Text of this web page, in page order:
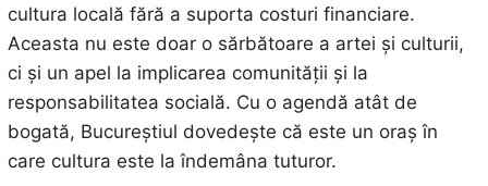
cultura locală fără a suporta costuri financiare.
Aceasta nu este doar o sărbătoare a artei și culturii,
ci și un apel la implicarea comunității și la
responsabilitatea socială. Cu o agendă atât de
bogată, Bucureștiul dovedește că este un oraș în
care cultura este la îndemâna tuturor.